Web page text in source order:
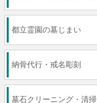
都立霊園の墓じまい
納骨代行・戒名彫刻
墓石クリーニング・清掃